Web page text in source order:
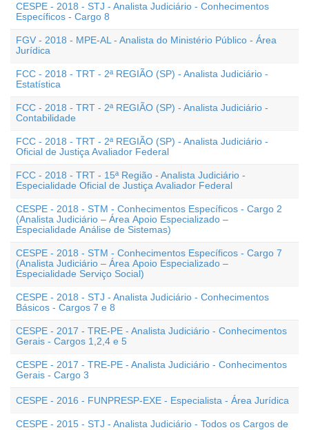
CESPE - 2018 - STJ - Analista Judiciário - Conhecimentos
Específicos - Cargo 8
FGV - 2018 - MPE-AL - Analista do Ministério Público - Área
Jurídica
FCC - 2018 - TRT - 2ª REGIÃO (SP) - Analista Judiciário -
Estatística
FCC - 2018 - TRT - 2ª REGIÃO (SP) - Analista Judiciário -
Contabilidade
FCC - 2018 - TRT - 2ª REGIÃO (SP) - Analista Judiciário -
Oficial de Justiça Avaliador Federal
FCC - 2018 - TRT - 15ª Região - Analista Judiciário -
Especialidade Oficial de Justiça Avaliador Federal
CESPE - 2018 - STM - Conhecimentos Específicos - Cargo 2
(Analista Judiciário – Área Apoio Especializado –
Especialidade Análise de Sistemas)
CESPE - 2018 - STM - Conhecimentos Específicos - Cargo 7
(Analista Judiciário – Área Apoio Especializado –
Especialidade Serviço Social)
CESPE - 2018 - STJ - Analista Judiciário - Conhecimentos
Básicos - Cargos 7 e 8
CESPE - 2017 - TRE-PE - Analista Judiciário - Conhecimentos
Gerais - Cargos 1,2,4 e 5
CESPE - 2017 - TRE-PE - Analista Judiciário - Conhecimentos
Gerais - Cargo 3
CESPE - 2016 - FUNPRESP-EXE - Especialista - Área Jurídica
CESPE - 2015 - STJ - Analista Judiciário - Todos os Cargos de